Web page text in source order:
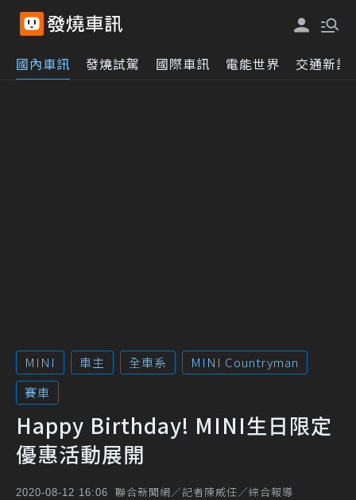
國內車訊 發燒試駕 國際車訊 電能世界 交通新訊
MINI 車主 全車系
MINI Countryman
賽車
Happy Birthday! MINI生日限定
優惠活動展開
2020-08-12 16:06 聯合新聞網／記者陳威任／綜合報導